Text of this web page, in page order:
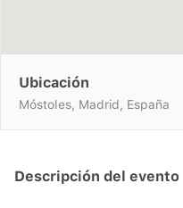
Ubicación
Móstoles, Madrid, España
Descripción del evento